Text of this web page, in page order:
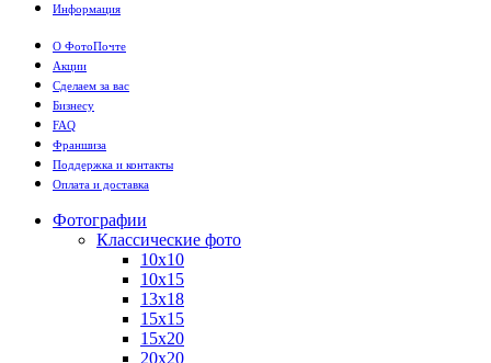
Информация
О ФотоПочте
Акции
Сделаем за вас
Бизнесу
FAQ
Франшиза
Поддержка и контакты
Оплата и доставка
Фотографии
Классические фото
10х10
10х15
13х18
15х15
15х20
20х20